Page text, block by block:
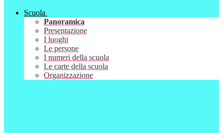
Scuola
Panoramica
Presentazione
I luoghi
Le persone
I numeri della scuola
Le carte della scuola
Organizzazione